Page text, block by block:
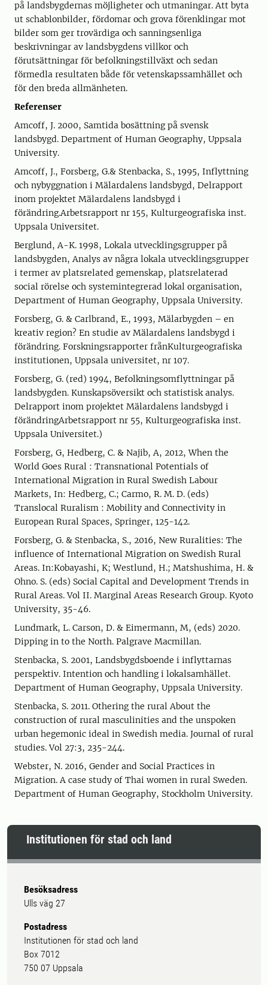
på landsbygdernas möjligheter och utmaningar. Att byta
ut schablonbilder, fördomar och grova förenklingar mot
bilder som ger trovärdiga och sanningsenliga
beskrivningar av landsbygdens villkor och
förutsättningar för befolkningstillväxt och sedan
förmedla resultaten både för vetenskapssamhället och
för den breda allmänheten.
Referenser
Amcoff, J. 2000, Samtida bosättning på svensk
landsbygd. Department of Human Geography, Uppsala
University.
Amcoff, J., Forsberg, G.& Stenbacka, S., 1995, Inflyttning
och nybyggnation i Mälardalens landsbygd, Delrapport
inom projektet Mälardalens landsbygd i
förändring.Arbetsrapport nr 155, Kulturgeografiska inst.
Uppsala Universitet.
Berglund, A-K. 1998, Lokala utvecklingsgrupper på
landsbygden, Analys av några lokala utvecklingsgrupper
i termer av platsrelated gemenskap, platsrelaterad
social rörelse och systemintegrerad lokal organisation,
Department of Human Geography, Uppsala University.
Forsberg, G. & Carlbrand, E., 1993, Mälarbygden – en
kreativ region? En studie av Mälardalens landsbygd i
förändring. Forskningsrapporter frånKulturgeografiska
institutionen, Uppsala universitet, nr 107.
Forsberg, G. (red) 1994, Befolkningsomflyttningar på
landsbygden. Kunskapsöversikt och statistisk analys.
Delrapport inom projektet Mälardalens landsbygd i
förändringArbetsrapport nr 55, Kulturgeografiska inst.
Uppsala Universitet.)
Forsberg, G, Hedberg, C. & Najib, A, 2012, When the
World Goes Rural : Transnational Potentials of
International Migration in Rural Swedish Labour
Markets, In: Hedberg, C.; Carmo, R. M. D. (eds)
Translocal Ruralism : Mobility and Connectivity in
European Rural Spaces, Springer, 125-142.
Forsberg, G. & Stenbacka, S., 2016, New Ruralities: The
influence of International Migration on Swedish Rural
Areas. In:Kobayashi, K; Westlund, H.; Matshushima, H. &
Ohno. S. (eds) Social Capital and Development Trends in
Rural Areas. Vol II. Marginal Areas Research Group. Kyoto
University, 35-46.
Lundmark, L. Carson, D. & Eimermann, M, (eds) 2020.
Dipping in to the North. Palgrave Macmillan.
Stenbacka, S. 2001, Landsbygdsboende i inflyttarnas
perspektiv. Intention och handling i lokalsamhället.
Department of Human Geography, Uppsala University.
Stenbacka, S. 2011. Othering the rural About the
construction of rural masculinities and the unspoken
urban hegemonic ideal in Swedish media. Journal of rural
studies. Vol 27:3, 235-244.
Webster, N. 2016, Gender and Social Practices in
Migration. A case study of Thai women in rural Sweden.
Department of Human Geography, Stockholm University.
Institutionen för stad och land
Besöksadress
Ulls väg 27
Postadress
Institutionen för stad och land
Box 7012
750 07 Uppsala